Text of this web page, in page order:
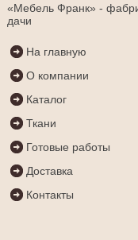
«Мебель Франк» -
дачи
На главную
О компании
Каталог
Ткани
Готовые работы
Доставка
Контакты